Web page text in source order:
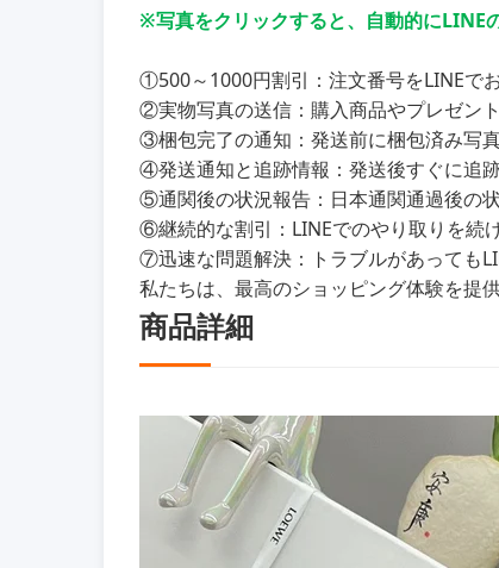
※写真をクリックすると、自動的にLINE
①500～1000円割引：注文番号をLINEで
②実物写真の送信：購入商品やプレゼント
③梱包完了の通知：発送前に梱包済み写真
④発送通知と追跡情報：発送後すぐに追跡
⑤通関後の状況報告：日本通関通過後の状
⑥継続的な割引：LINEでのやり取りを続
⑦迅速な問題解決：トラブルがあっても
私たちは、最高のショッピング体験を提
商品詳細